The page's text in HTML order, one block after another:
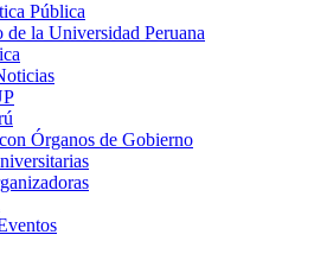
Pública
de la Universidad Peruana
Órganos de Gobierno